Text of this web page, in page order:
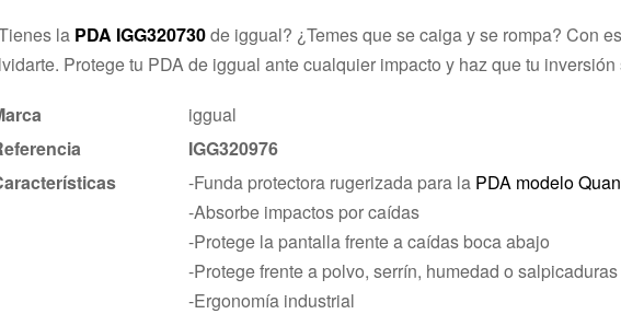
la PDA IGG320730de iggual? ¿Temes que se caiga y se rompa? Con
Protege tu PDA de iggual ante cualquier impacto y haz que tu
iggual
IGG320976
-Funda protectora rugerizada para la PDA modelo
-Absorbe impactos por caídas
-Protege la pantalla frente a caídas boca abajo
-Protege frente a polvo, serrín, humedad o
-Ergonomía industrial